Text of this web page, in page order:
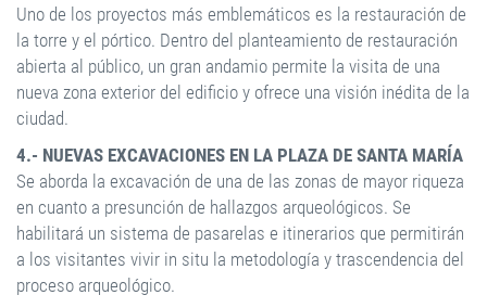
Uno de los proyectos más emblemáticos es la restauración de
la torre y el pórtico. Dentro del planteamiento de restauración
abierta al público, un gran andamio permite la visita de una
nueva zona exterior del edificio y ofrece una visión inédita de la
ciudad.
4.- NUEVAS EXCAVACIONES EN LA PLAZA DE SANTA MARÍA
Se aborda la excavación de una de las zonas de mayor riqueza
en cuanto a presunción de hallazgos arqueológicos. Se
habilitará un sistema de pasarelas e itinerarios que permitirán
a los visitantes vivir in situ la metodología y trascendencia del
proceso arqueológico.